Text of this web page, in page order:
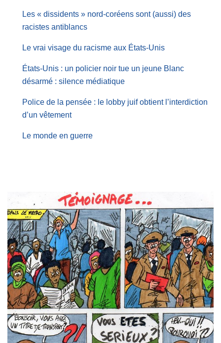
Les « dissidents » nord-coréens sont (aussi) des
racistes antiblancs
Le vrai visage du racisme aux États-Unis
États-Unis : un policier noir tue un jeune Blanc
désarmé : silence médiatique
Police de la pensée : le lobby juif obtient l’interdiction
d’un vêtement
Le monde en guerre